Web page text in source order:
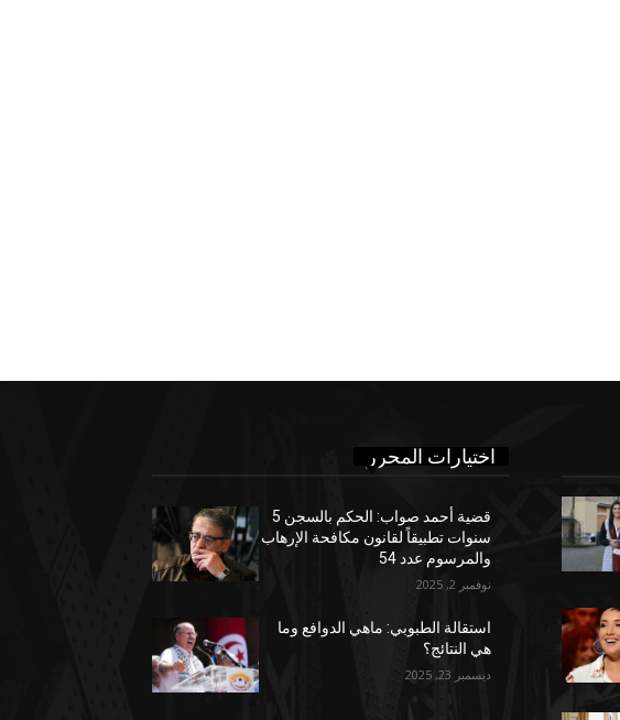
اختيارات المحرر
قضية أحمد صواب: الحكم بالسجن 5
سنوات تطبيقاً لقانون مكافحة الإرهاب
والمرسوم عدد 54
نوفمبر 2, 2025
استقالة الطبوبي: ماهي الدوافع وما
هي النتائج؟
ديسمبر 23, 2025